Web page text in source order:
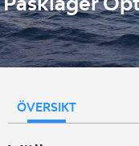
ÖVERSIKT